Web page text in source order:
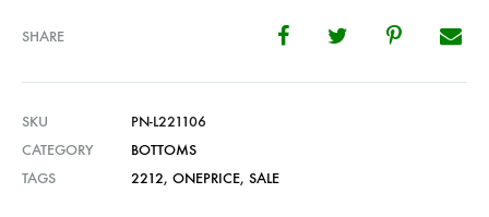
SHARE
SKU
PN-L221106
CATEGORY
BOTTOMS
TAGS
2212, ONEPRICE, SALE